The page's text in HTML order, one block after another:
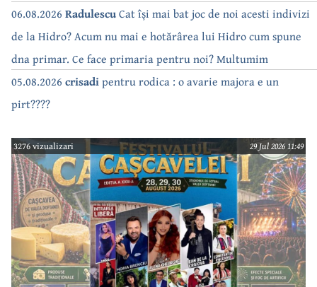
a săturat de cate ori se tot oprește apa!!
06.08.2026 RadulescuCat își mai bat joc de noi acesti indivizi
de la Hidro? Acum nu mai e hotărârea lui Hidro cum spune
dna primar. Ce face primaria pentru noi? Multumim
05.08.2026 crisadipentru rodica : o avarie majora e un
pirt????
3276 vizualizari 29 Jul 2026 11:49